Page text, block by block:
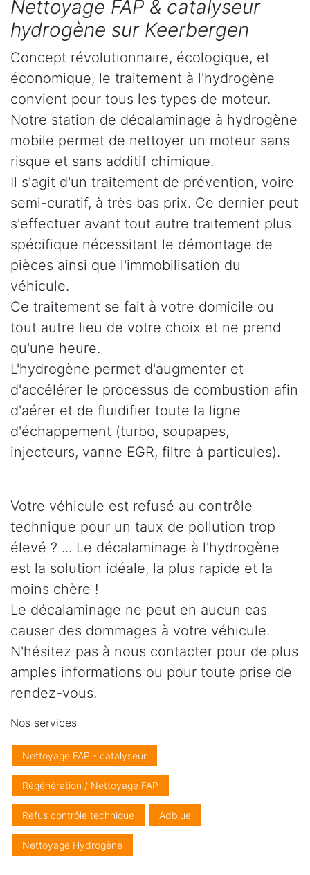
Nettoyage FAP & catalyseur
hydrogène sur Keerbergen
Concept révolutionnaire, écologique, et
économique, le traitement à l'hydrogène
convient pour tous les types de moteur.
Notre station de décalaminage à hydrogène
mobile permet de nettoyer un moteur sans
risque et sans additif chimique.
Il s'agit d'un traitement de prévention, voire
semi-curatif, à très bas prix. Ce dernier peut
s'effectuer avant tout autre traitement plus
spécifique nécessitant le démontage de
pièces ainsi que l'immobilisation du
véhicule.
Ce traitement se fait à votre domicile ou
tout autre lieu de votre choix et ne prend
qu'une heure.
L'hydrogène permet d'augmenter et
d'accélérer le processus de combustion afin
d'aérer et de fluidifier toute la ligne
d'échappement (turbo, soupapes,
injecteurs, vanne EGR, filtre à particules).
Votre véhicule est refusé au contrôle
technique pour un taux de pollution trop
élevé ? ... Le décalaminage à l'hydrogène
est la solution idéale, la plus rapide et la
moins chère !
Le décalaminage ne peut en aucun cas
causer des dommages à votre véhicule.
N'hésitez pas à nous contacter pour de plus
amples informations ou pour toute prise de
rendez-vous.
Nos services
Nettoyage FAP - catalyseur
Régénération / Nettoyage FAP
Refus contrôle technique Adblue
Nettoyage Hydrogène